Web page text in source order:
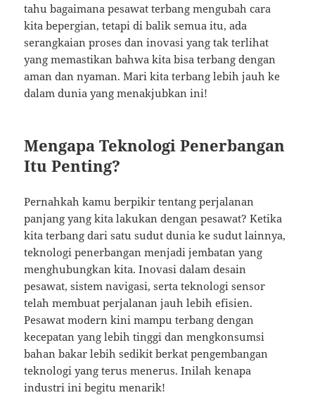
tahu bagaimana pesawat terbang mengubah cara
kita bepergian, tetapi di balik semua itu, ada
serangkaian proses dan inovasi yang tak terlihat
yang memastikan bahwa kita bisa terbang dengan
aman dan nyaman. Mari kita terbang lebih jauh ke
dalam dunia yang menakjubkan ini!
Mengapa Teknologi Penerbangan
Itu Penting?
Pernahkah kamu berpikir tentang perjalanan
panjang yang kita lakukan dengan pesawat? Ketika
kita terbang dari satu sudut dunia ke sudut lainnya,
teknologi penerbangan menjadi jembatan yang
menghubungkan kita. Inovasi dalam desain
pesawat, sistem navigasi, serta teknologi sensor
telah membuat perjalanan jauh lebih efisien.
Pesawat modern kini mampu terbang dengan
kecepatan yang lebih tinggi dan mengkonsumsi
bahan bakar lebih sedikit berkat pengembangan
teknologi yang terus menerus. Inilah kenapa
industri ini begitu menarik!